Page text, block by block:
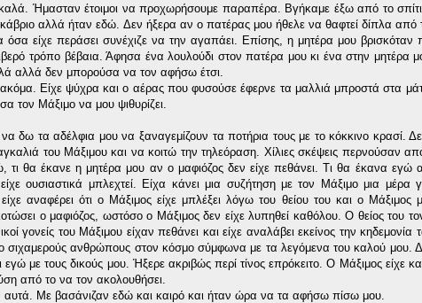
Ήμασταν έτοιμοι να προχωρήσουμε παραπέρα. Βγήκαμε έξω από το σπίτι
αλλά ήταν εδώ. Δεν ήξερα αν ο πατέρας μου ήθελε να θαφτεί δίπλα από
είχε περάσει συνέχιζε να την αγαπάει. Επίσης, η μητέρα μου βρισκόταν
τρόπο βέβαια. Άφησα ένα λουλούδι στον πατέρα μου κι ένα στην μητέρα
αλλά δεν μπορούσα να τον αφήσω έτσι.
ακόμα. Είχε ψύχρα και ο αέρας που φυσούσε έφερνε τα μαλλιά μπροστά στα
τον Μάξιμο να μου ψιθυρίζει.
δω τα αδέλφια μου να ξαναγεμίζουν τα ποτήρια τους με το κόκκινο κρασί.
του Μάξιμου και να κοιτώ την τηλεόραση. Χίλιες σκέψεις περνούσαν
θα έκανε η μητέρα μου αν ο μαφιόζος δεν είχε πεθάνει. Τι θα έκανα εγώ
ουσιαστικά μπλεχτεί. Είχα κάνει μια συζήτηση με τον Μάξιμο μια μέρα
αναφέρει ότι ο Μάξιμος είχε μπλέξει λόγω του θείου του και ο Μάξιμος
ο μαφιόζος, ωστόσο ο Μάξιμος δεν είχε λυπηθεί καθόλου. Ο θείος του
γονείς του Μάξιμου είχαν πεθάνει και είχε αναλάβει εκείνος την κηδεμονία
σιχαμερούς ανθρώπους στον κόσμο σύμφωνα με τα λεγόμενα του καλού μου.
με τους δικούς μου. Ήξερε ακριβώς περί τίνος επρόκειτο. Ο Μάξιμος είχε
από το να τον ακολουθήσει.
αυτά. Με βασάνιζαν εδώ και καιρό και ήταν ώρα να τα αφήσω πίσω μου.